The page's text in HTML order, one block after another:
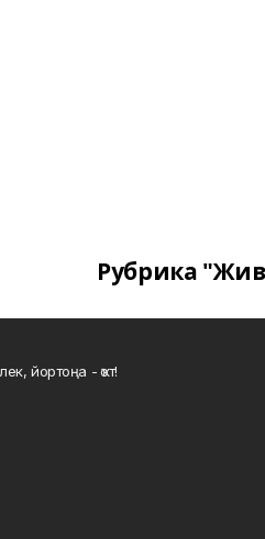
Рубрика
йортоңа - ҡот!